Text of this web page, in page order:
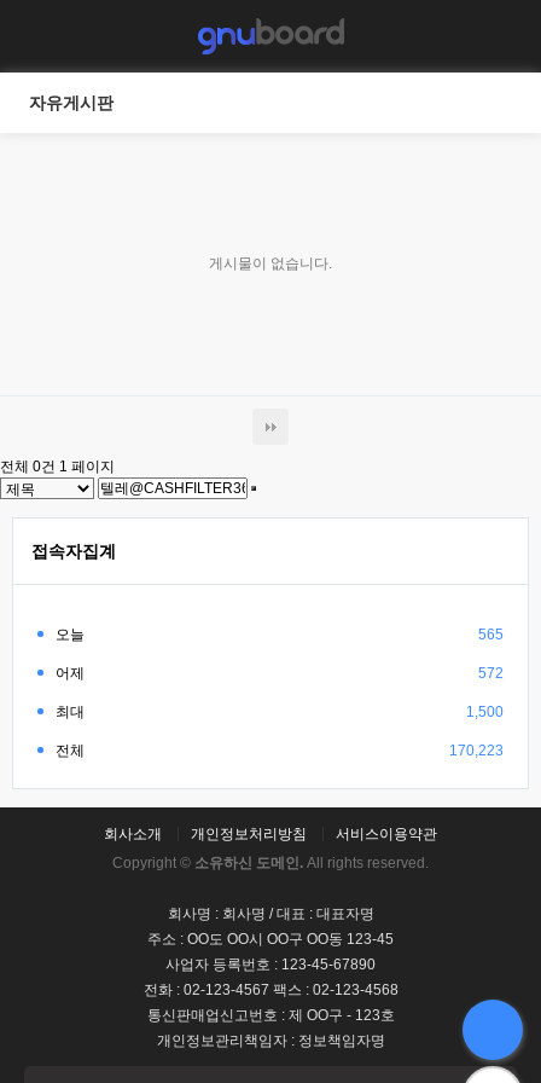
자유게시판
게시물이 없습니다.
전체 0건 1 페이지
접속자집계
오늘 565
어제 572
최대 1,500
전체 170,223
회사소개 개인정보처리방침
서비스이용약관
Copyright © 소유하신 도메인. All rights reserved.
회사명 : 회사명 / 대표 : 대표자명
주소 : OO도 OO시 OO구 OO동 123-45
사업자 등록번호 : 123-45-67890
전화 : 02-123-4567 팩스 : 02-123-4568
통신판매업신고번호 : 제 OO구 - 123호
개인정보관리책임자 : 정보책임자명